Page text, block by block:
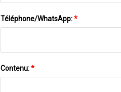
Téléphone/WhatsApp:*
Contenu:*